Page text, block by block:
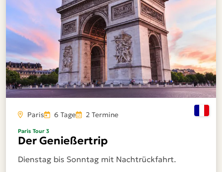
Paris 6 Tage 2 Termine
Paris Tour 3
Der Genießertrip
Dienstag bis Sonntag mit Nachtrückfahrt.